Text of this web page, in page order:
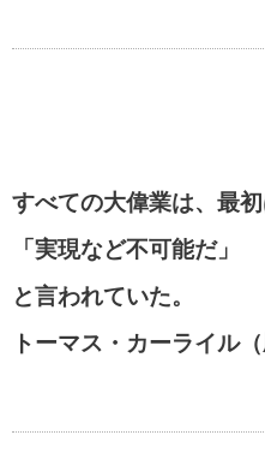
すべての大偉業は、最
「実現など不可能だ」
と言われていた。
トーマス・カーライル（